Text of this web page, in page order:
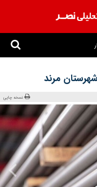
شهرستان مرند
نسخه چاپی